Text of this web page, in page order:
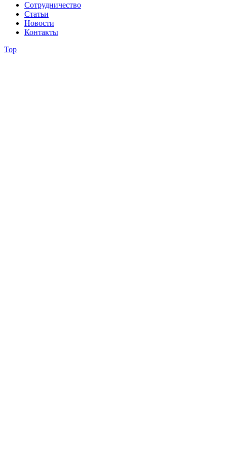
Сотрудничество
Статьи
Новости
Контакты
Top